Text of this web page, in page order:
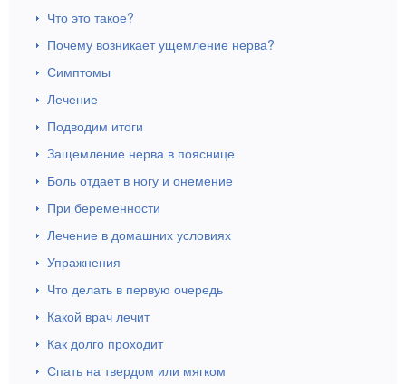
Что это такое?
Почему возникает ущемление нерва?
Симптомы
Лечение
Подводим итоги
Защемление нерва в пояснице
Боль отдает в ногу и онемение
При беременности
Лечение в домашних условиях
Упражнения
Что делать в первую очередь
Какой врач лечит
Как долго проходит
Спать на твердом или мягком